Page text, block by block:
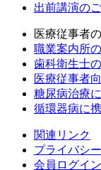
出前講演の
医療従事者
職業案内所
歯科衛生士
医療従事者
糖尿病治療
循環器病に
関連リンク
プライバシ
会員ログイン